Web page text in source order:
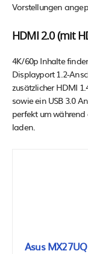
Vorstellungen
HDMI 2.0 (mit
4K/60p Inhalte
Displayport 1.2-
zusätzlicher HDMI
sowie ein USB 3.0
perfekt um
laden.
Asus